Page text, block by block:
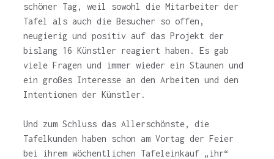
schöner Tag, weil sowohl die Mitarbeiter der
Tafel als auch die Besucher so offen,
neugierig und positiv auf das Projekt der
bislang 16 Künstler reagiert haben. Es gab
viele Fragen und immer wieder ein Staunen und
ein großes Interesse an den Arbeiten und den
Intentionen der Künstler.
Und zum Schluss das Allerschönste, die
Tafelkunden haben schon am Vortag der Feier
bei ihrem wöchentlichen Tafeleinkauf „ihr“